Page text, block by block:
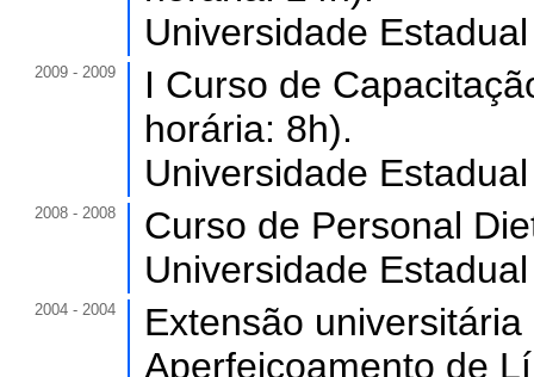
Universidade
2009 - 2009
I Curso de
horária: 8h).
Universidade
2008 - 2008
Curso de Personal
Universidade
2004 - 2004
Extensão
Aperfeiçoamento de